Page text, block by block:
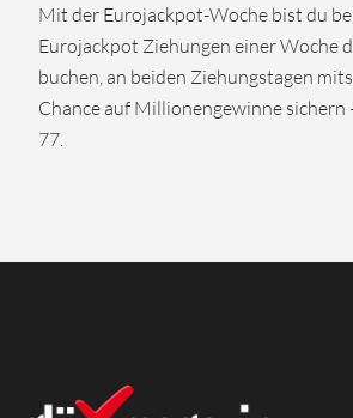
Mit der Eurojackpot-Woche bist du
Eurojackpot Ziehungen einer Woche
buchen, an beiden Ziehungstagen
Chance auf Millionengewinne sichern
77.